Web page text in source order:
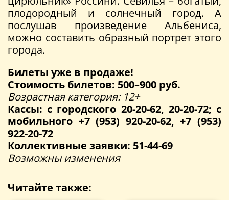
плодородный и солнечный город. А
послушав произведение Альбениса,
можно составить образный портрет этого
города.
Билеты уже в продаже!
Стоимость билетов: 500–900 руб.
Возрастная категория: 12+
Кассы: с городского 20-20-62, 20-20-72; с
мобильного +7 (953) 920-20-62, +7 (953)
922-20-72
Коллективные заявки: 51-44-69
Возможны изменения
Читайте также: